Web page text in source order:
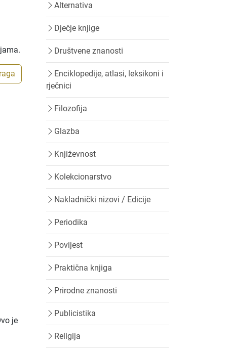
je
Alternativa
Dječje knjige
Društvene znanosti
Enciklopedije, atlasi, leksikoni i
rječnici
Filozofija
Glazba
Književnost
Kolekcionarstvo
Nakladnički nizovi / Edicije
Periodika
Povijest
Praktična knjiga
Prirodne znanosti
Publicistika
Religija